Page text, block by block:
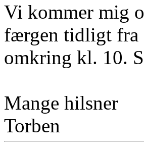
Vi kommer mig
færgen tidligt fra
omkring kl. 10.
Mange hilsner
Torben